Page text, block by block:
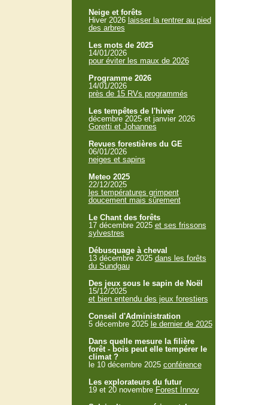
Neige et forêts
Hiver 2026 laisser la rentrer au pied
des arbres
Les mots de 2025
14/01/2026
pour éviter les maux de 2026
Programme 2026
14/01/2026
près de 15 RVs programmés
Les tempêtes de l'hiver
décembre 2025 et janvier 2026
Goretti et Johannes
Revues forestières du GE
06/01/2026
neiges et sapins
Meteo 2025
22/12/2025
les températures grimpent
doucement mais sûrement
Le Chant des forêts
17 décembre 2025 et ses frissons
sylvestres
Débusquage à cheval
13 décembre 2025 dans les forêts
du Sundgau
Des jeux sous le sapin de Noël
15/12/2025
et bien entendu des jeux forestiers
Conseil d'Administration
5 décembre 2025 le dernier de 2025
Dans quelle mesure la filière
forêt - bois peut elle tempérer le
climat ?
le 10 décembre 2025 conférence
Les explorateurs du futur
19 et 20 novembre Forest Innov